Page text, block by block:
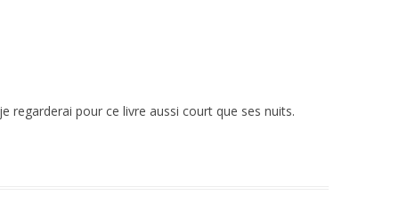
regarderai pour ce livre aussi court que ses nuits.